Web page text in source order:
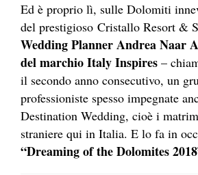
Ed è proprio lì, sulle Dolomiti
del prestigioso Cristallo Resort &
Wedding Planner Andrea Naar
del marchio Italy Inspires –
il secondo anno consecutivo, un
professioniste spesso impegnate
Destination Wedding, cioè i
straniere qui in Italia. E lo fa in
“Dreaming of the Dolomites